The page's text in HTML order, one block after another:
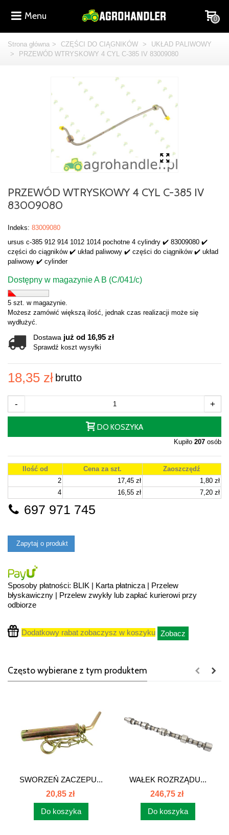
Menu 0
Strona główna > CZĘŚCI DO CIĄGNIKÓW >
UKŁAD PALIWOWY
>
PRZEWÓD WTRYSKOWY 4 CYL C-385 IV 83009080
PRZEWÓD WTRYSKOWY 4 CYL C-385 IV
83009080
Indeks: 83009080
ursus c-385 912 914 1012 1014 pochotne 4 cylindry ✔️ 83009080 ✔️
części do ciągników ✔️ układ paliwowy ✔️ części do ciągników ✔️ układ
paliwowy ✔️ cylinder
Dostępny w magazynie A B (C/041/c)
5 szt. w magazynie.
Możesz zamówić większą ilość, jednak czas realizacji może się
wydłużyć.
Dostawa już od 16,95 zł
Sprawdź koszt wysyłki
18,35 zł brutto
- +
DO KOSZYKA
Kupiło 207 osób
Ilość od Cena za szt.
Zaoszczędź
2
17,45 zł
1,80 zł
4
16,55 zł 7,20 zł
697 971 745
Zapytaj o produkt
Sposoby płatności: BLIK | Karta płatnicza | Przelew
błyskawiczny | Przelew zwykły lub zapłać kurierowi przy
odbiorze
Dodatkowy rabat zobaczysz w koszyku Zobacz
Często wybierane z tym produktem
SWORZEŃ ZACZEPU...
20,85 zł
Do koszyka
WAŁEK ROZRZĄDU...
246,75 zł
Do koszyka